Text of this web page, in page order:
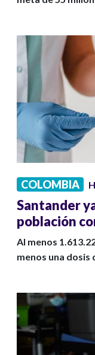
COLOMBIA
Santander
población
Al menos
menos una dosis